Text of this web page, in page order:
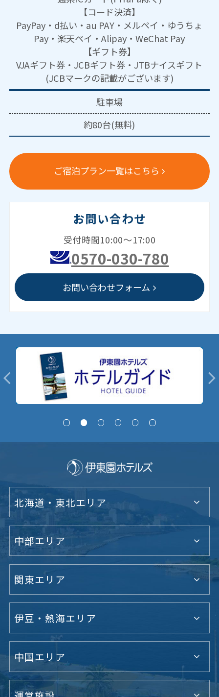
【コード決済】
PayPay・d払い・au PAY・メルペイ・ゆうちょ
Pay・楽天ペイ・Alipay・WeChat Pay
【ギフト券】
VJAギフト券・JCBギフト券・JTBナイスギフト
(JCBマークの記載がございます)
駐車場
約80台(無料)
ご宿泊プラン一覧はこちら
お問い合わせ
受付時間10:00～17:00
0570-030-780
お問い合わせフォーム
北海道・東北エリア
中部エリア
関東エリア
伊豆・熱海エリア
中国エリア